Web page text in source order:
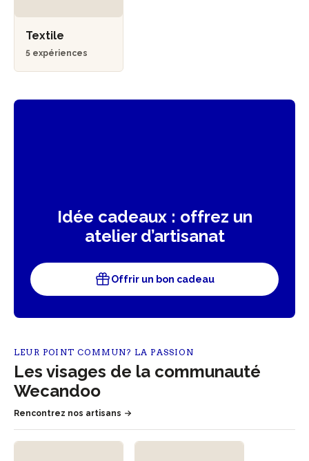
Textile
5 expériences
Idée cadeaux : offrez un
atelier d’artisanat
Offrir un bon cadeau
LEUR POINT COMMUN? LA PASSION
Les visages de la communauté
Wecandoo
Rencontrez nos artisans